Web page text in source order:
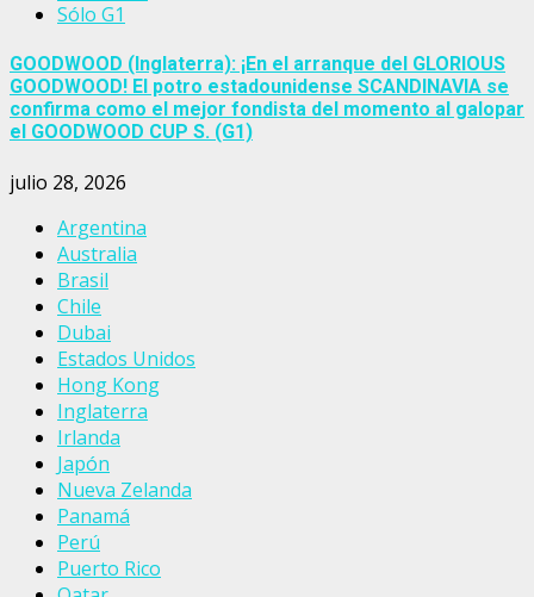
Sólo G1
GOODWOOD (Inglaterra): ¡En el arranque del GLORIOUS
GOODWOOD! El potro estadounidense SCANDINAVIA se
confirma como el mejor fondista del momento al galopar
el GOODWOOD CUP S. (G1)
julio 28, 2026
Argentina
Australia
Brasil
Chile
Dubai
Estados Unidos
Hong Kong
Inglaterra
Irlanda
Japón
Nueva Zelanda
Panamá
Perú
Puerto Rico